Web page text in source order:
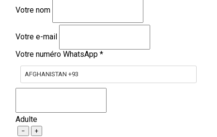
Votre nom
Votre e-mail
Votre numéro WhatsApp *
AFGHANISTAN +93
Adulte
− +